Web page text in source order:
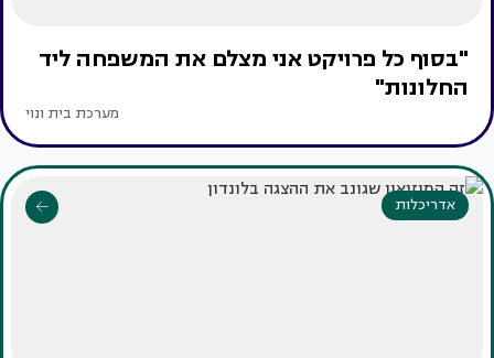
"בסוף כל פרויקט אני מצלם את המשפחה ליד
החלונות"
מערכת בית ונוי
אדריכלות